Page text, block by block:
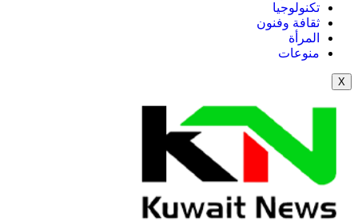
تكنولوجيا
ثقافة وفنون
المرأة
منوعات
X
NE
News Elementor